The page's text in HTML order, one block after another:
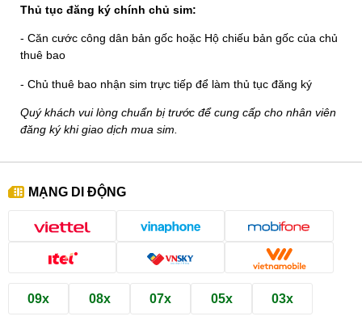
Thủ tục đăng ký chính chủ sim:
- Căn cước công dân bản gốc hoặc Hộ chiếu bản gốc của chủ
thuê bao
- Chủ thuê bao nhận sim trực tiếp để làm thủ tục đăng ký
Quý khách vui lòng chuẩn bị trước để cung cấp cho nhân viên
đăng ký khi giao dịch mua sim.
MẠNG DI ĐỘNG
09x 08x 07x 05x 03x